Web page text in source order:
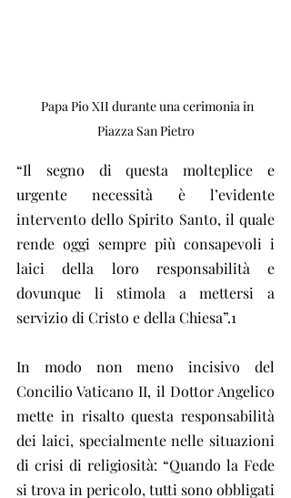
Piazza San Pietro
“Il segno di questa molteplice e
urgente necessità è l’evidente
intervento dello Spirito Santo, il quale
rende oggi sempre più consapevoli i
laici della loro responsabilità e
dovunque li stimola a mettersi a
servizio di Cristo e della Chiesa”.1
In modo non meno incisivo del
Concilio Vaticano II, il Dottor Angelico
mette in risalto questa responsabilità
dei laici, specialmente nelle situazioni
di crisi di religiosità: “Quando la Fede
si trova in pericolo, tutti sono obbligati